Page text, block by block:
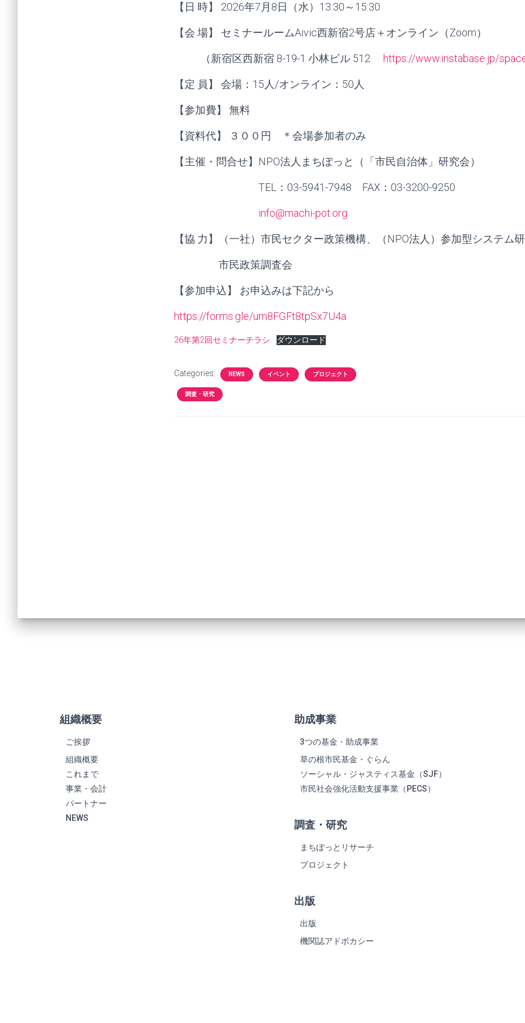
【日 時】 2026年7月8日（水）13:30～15:30
【会 場】 セミナールームAivic西新宿2号店＋オンライン（Zoom）
（新宿区西新宿 8-19-1 小林ビル 512 https://www.instabase.jp/
【定 員】 会場：15人/オンライン：50人
【参加費】 無料
【資料代】 ３００円 ＊会場参加者のみ
【主催・問合せ】NPO法人まちぽっと（「市民自治体」研究会）
TEL：03-5941-7948 FAX：03-3200-9250
info@machi-pot.org
【協 力】（一社）市民セクター政策機構、（NPO法人）参加型システム
市民政策調査会
【参加申込】 お申込みは下記から
https://forms.gle/um8FGFt8tpSx7U4a
26年第2回セミナーチラシ ダウンロード
Categories: NEWS イベント プロジェクト
調査・研究
組織概要
ご挨拶
組織概要
これまで
事業・会計
パートナー
NEWS
助成事業
3つの基金・助成事業
草の根市民基金・ぐらん
ソーシャル・ジャスティス基金（SJF）
市民社会強化活動支援事業（PECS）
調査・研究
まちぽっとリサーチ
プロジェクト
出版
出版
機関誌アドボカシー